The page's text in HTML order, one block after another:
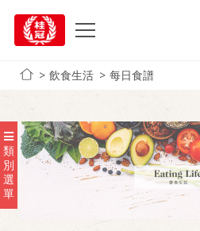
飲食生活 每日食譜
類
別
選
單